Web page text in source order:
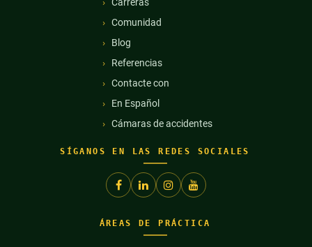
Comunidad
Blog
Referencias
Contacte con
En Español
Cámaras de accidentes
SÍGANOS EN LAS REDES SOCIALES
ÁREAS DE PRÁCTICA